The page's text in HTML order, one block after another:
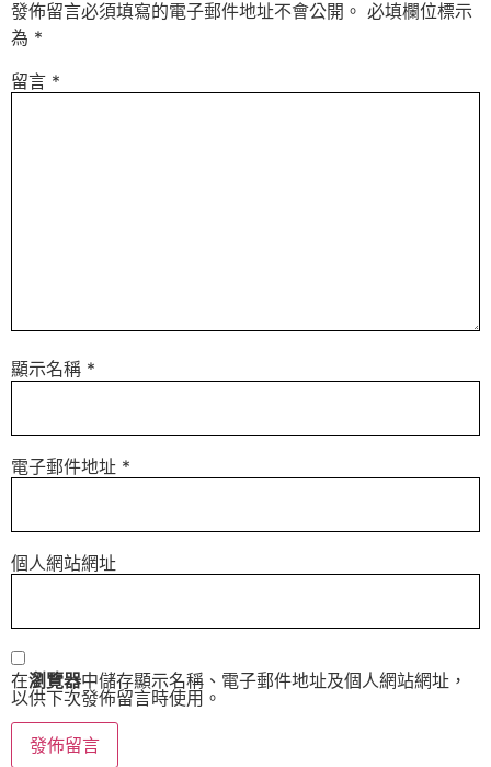
發佈留言必須填寫的電子郵件地址不會公開。 必填欄位標示
為 *
留言 *
顯示名稱 *
電子郵件地址 *
個人網站網址
在瀏覽器中儲存顯示名稱、電子郵件地址及個人網站網址，
以供下次發佈留言時使用。